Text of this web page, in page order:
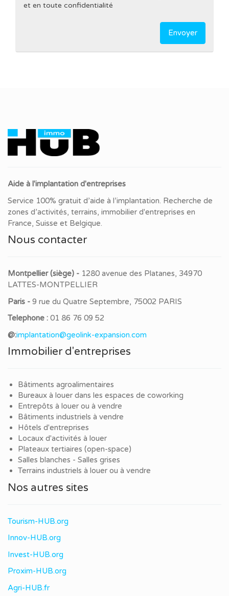
et en toute confidentialité
Envoyer
Aide à l'implantation d'entreprises
Service 100% gratuit d’aide à l’implantation. Recherche de
zones d’activités, terrains, immobilier d'entreprises en
France, Suisse et Belgique.
Nous contacter
Montpellier (siège) - 1280 avenue des Platanes, 34970
LATTES-MONTPELLIER
Paris - 9 rue du Quatre Septembre, 75002 PARIS
Telephone : 01 86 76 09 52
@:implantation@geolink-expansion.com
Immobilier d'entreprises
Bâtiments agroalimentaires
Bureaux à louer dans les espaces de coworking
Entrepôts à louer ou à vendre
Bâtiments industriels à vendre
Hôtels d'entreprises
Locaux d'activités à louer
Plateaux tertiaires (open-space)
Salles blanches - Salles grises
Terrains industriels à louer ou à vendre
Nos autres sites
Tourism-HUB.org
Innov-HUB.org
Invest-HUB.org
Proxim-HUB.org
Agri-HUB.fr